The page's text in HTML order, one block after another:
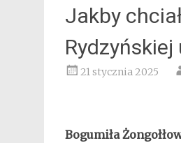
Jakby
Rydzyńskiej
21 stycznia 2025
Bogumiła